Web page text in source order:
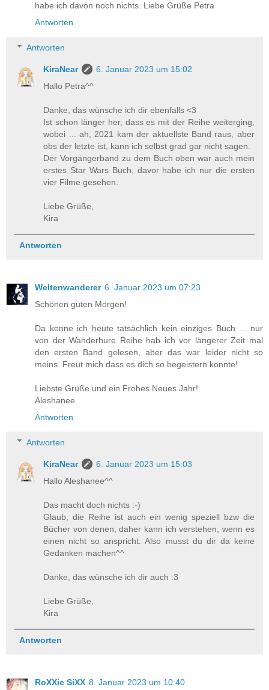
habe ich davon noch nichts. Liebe Grüße Petra
Antworten
Antworten
KiraNear
6. Januar 2023 um 15:02
Hallo Petra^^
Danke, das wünsche ich dir ebenfalls <3
Ist schon länger her, dass es mit der Reihe weiterging,
wobei ... ah, 2021 kam der aktuellste Band raus, aber
obs der letzte ist, kann ich selbst grad gar nicht sagen.
Der Vorgängerband zu dem Buch oben war auch mein
erstes Star Wars Buch, davor habe ich nur die ersten
vier Filme gesehen.
Liebe Grüße,
Kira
Antworten
Weltenwanderer 6. Januar 2023 um 07:23
Schönen guten Morgen!
Da kenne ich heute tatsächlich kein einziges Buch ... nur
von der Wanderhure Reihe hab ich vor längerer Zeit mal
den ersten Band gelesen, aber das war leider nicht so
meins. Freut mich dass es dich so begeistern konnte!
Liebste Grüße und ein Frohes Neues Jahr!
Aleshanee
Antworten
Antworten
KiraNear
6. Januar 2023 um 15:03
Hallo Aleshanee^^
Das macht doch nichts :-)
Glaub, die Reihe ist auch ein wenig speziell bzw die
Bücher von denen, daher kann ich verstehen, wenn es
einen nicht so anspricht. Also musst du dir da keine
Gedanken machen^^
Danke, das wünsche ich dir auch :3
Liebe Grüße,
Kira
Antworten
RoXXie SiXX 8. Januar 2023 um 10:40